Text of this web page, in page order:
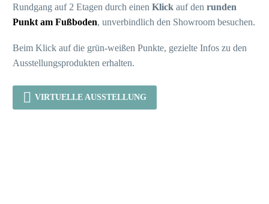
Rundgang auf 2 Etagen durch einen Klick auf den runden
Punkt am Fußboden, unverbindlich den Showroom besuchen.
Beim Klick auf die grün-weißen Punkte, gezielte Infos zu den
Ausstellungsprodukten erhalten.
 VIRTUELLE AUSSTELLUNG